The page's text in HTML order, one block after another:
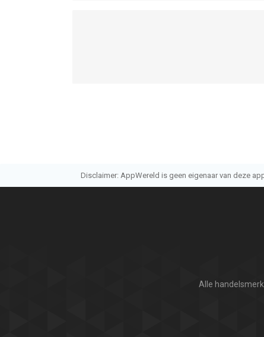
Disclaimer: AppWereld is geen eigenaar van deze
Alle